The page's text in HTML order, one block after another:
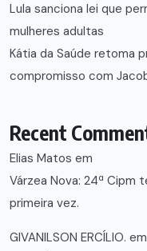
Lula sanciona lei que
mulheres adultas
Kátia da Saúde retoma
compromisso com
Recent
Elias Matos em
Várzea Nova: 24ª Cipm
primeira vez.
GIVANILSON ERCÍLIO. em